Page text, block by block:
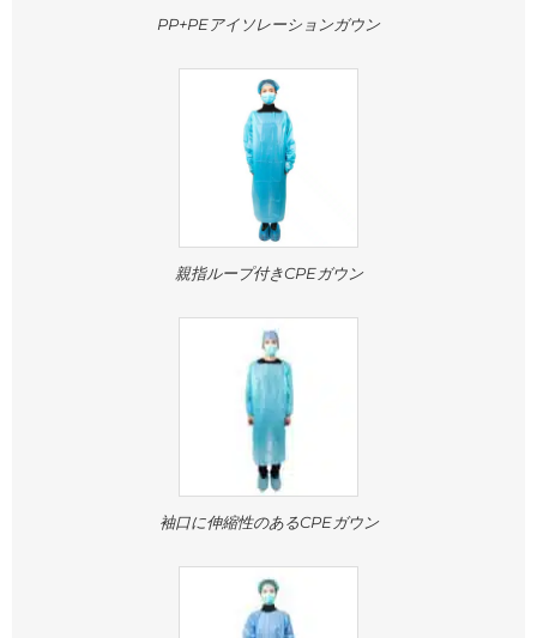
PP+PEアイソレーションガウン
親指ループ付きCPEガウン
袖口に伸縮性のあるCPEガウン